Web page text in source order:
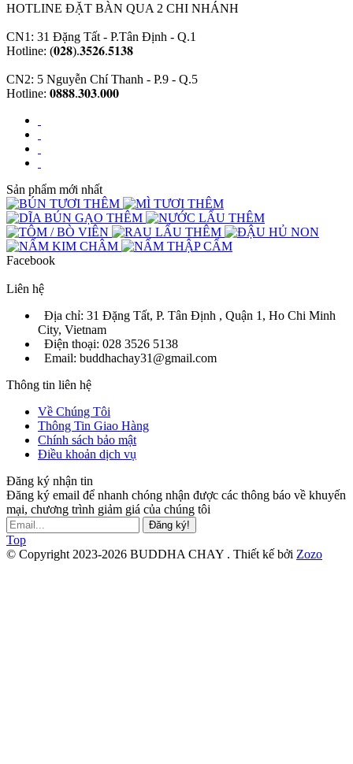
HOTLINE ĐẶT BÀN QUA 2 CHI NHÁNH
CN1: 31 Đặng Tất - P.Tân Định - Q.1
Hotline: (𝟎𝟐𝟖).𝟑𝟓𝟐𝟔.𝟓𝟏𝟑𝟖
CN2: 5 Nguyễn Chí Thanh - P.9 - Q.5
Hotline: 𝟎𝟖𝟖𝟖.𝟑𝟎𝟑.𝟎𝟎𝟎
Sản phẩm mới nhất
Facebook
Liên hệ
Địa chỉ: 31 Đặng Tất, P. Tân Định , Quận 1, Ho Chi Minh
City, Vietnam
Điện thoại: 028 3526 5138
Email: buddhachay31@gmail.com
Thông tin liên hệ
Về Chúng Tôi
Thông Tin Giao Hàng
Chính sách bảo mật
Điều khoản dịch vụ
Đăng ký nhận tin
Đăng ký email để nhanh chóng nhận được các thông báo về khuyến
mại, chương trình giảm giá của chúng tôi
Đăng ký!
Top
© Copyright 2023-2026 BUDDHA CHAY . Thiết kế bởi Zozo